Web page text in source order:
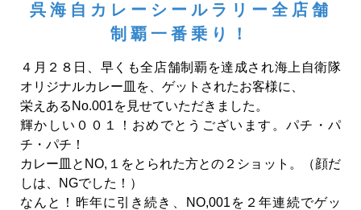
呉海自カレーシールラリー全店舗
制覇一番乗り！
４月２８日、早くも全店舗制覇を達成され海上自衛隊
オリジナルカレー皿を、ゲットされたお客様に、
栄えあるNo.001を見せていただきました。
輝かしい００１！おめでとうございます。パチ・パ
チ・パチ！
カレー皿とNO,１をとられた方との２ショット。（顔だ
しは、NGでした！）
なんと！昨年に引き続き、NO,001を２年連続でゲッ